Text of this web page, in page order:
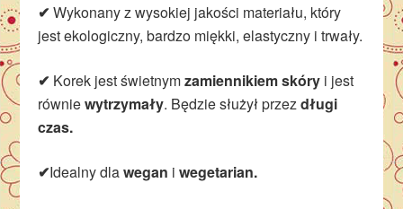
✔Wykonany z wysokiej jakości materiału, który
jest ekologiczny, bardzo miękki, elastyczny i trwały.
✔ Korek jest świetnymzamiennikiem skóry i jest
równiewytrzymały. Będzie służył przezdługi
czas.
✔Idealny dlawegan iwegetarian.